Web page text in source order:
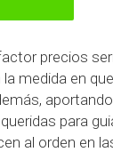
precios
medida en
para
al orden en